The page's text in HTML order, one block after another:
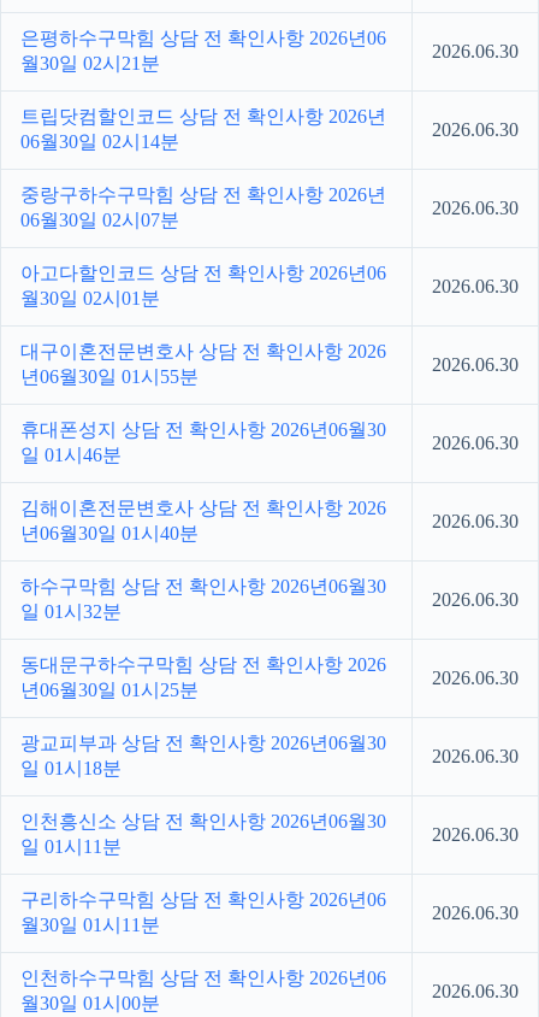
은평하수구막힘 상담 전 확인사항 2026년06
월30일 02시21분
2026.06.30
트립닷컴할인코드 상담 전 확인사항 2026년
06월30일 02시14분
2026.06.30
중랑구하수구막힘 상담 전 확인사항 2026년
06월30일 02시07분
2026.06.30
아고다할인코드 상담 전 확인사항 2026년06
월30일 02시01분
2026.06.30
대구이혼전문변호사 상담 전 확인사항 2026
년06월30일 01시55분
2026.06.30
휴대폰성지 상담 전 확인사항 2026년06월30
일 01시46분
2026.06.30
김해이혼전문변호사 상담 전 확인사항 2026
년06월30일 01시40분
2026.06.30
하수구막힘 상담 전 확인사항 2026년06월30
일 01시32분
2026.06.30
동대문구하수구막힘 상담 전 확인사항 2026
년06월30일 01시25분
2026.06.30
광교피부과 상담 전 확인사항 2026년06월30
일 01시18분
2026.06.30
인천흥신소 상담 전 확인사항 2026년06월30
일 01시11분
2026.06.30
구리하수구막힘 상담 전 확인사항 2026년06
월30일 01시11분
2026.06.30
인천하수구막힘 상담 전 확인사항 2026년06
월30일 01시00분
2026.06.30